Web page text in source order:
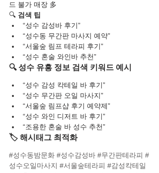
드 불가 매장 多
🔍 검색 팁
“성수 감성바 후기”
“성수동 무간판 마사지 예약”
“서울숲 림프 테라피 후기”
“성수 혼술 와인바 추천”
🔍 성수 유흥 정보 검색 키워드 예시
“성수 감성 칵테일 바 후기”
“성수 무간판 오일 마사지”
“서울숲 림프샵 후기 예약제”
“성수 와인 디저트 바 후기”
“조용한 혼술 바 성수 추천”
🏷️ 해시태그 최적화
#성수동밤문화 #성수감성바 #무간판테라피 #
성수오일마사지 #서울숲테라피 #감성칵테일